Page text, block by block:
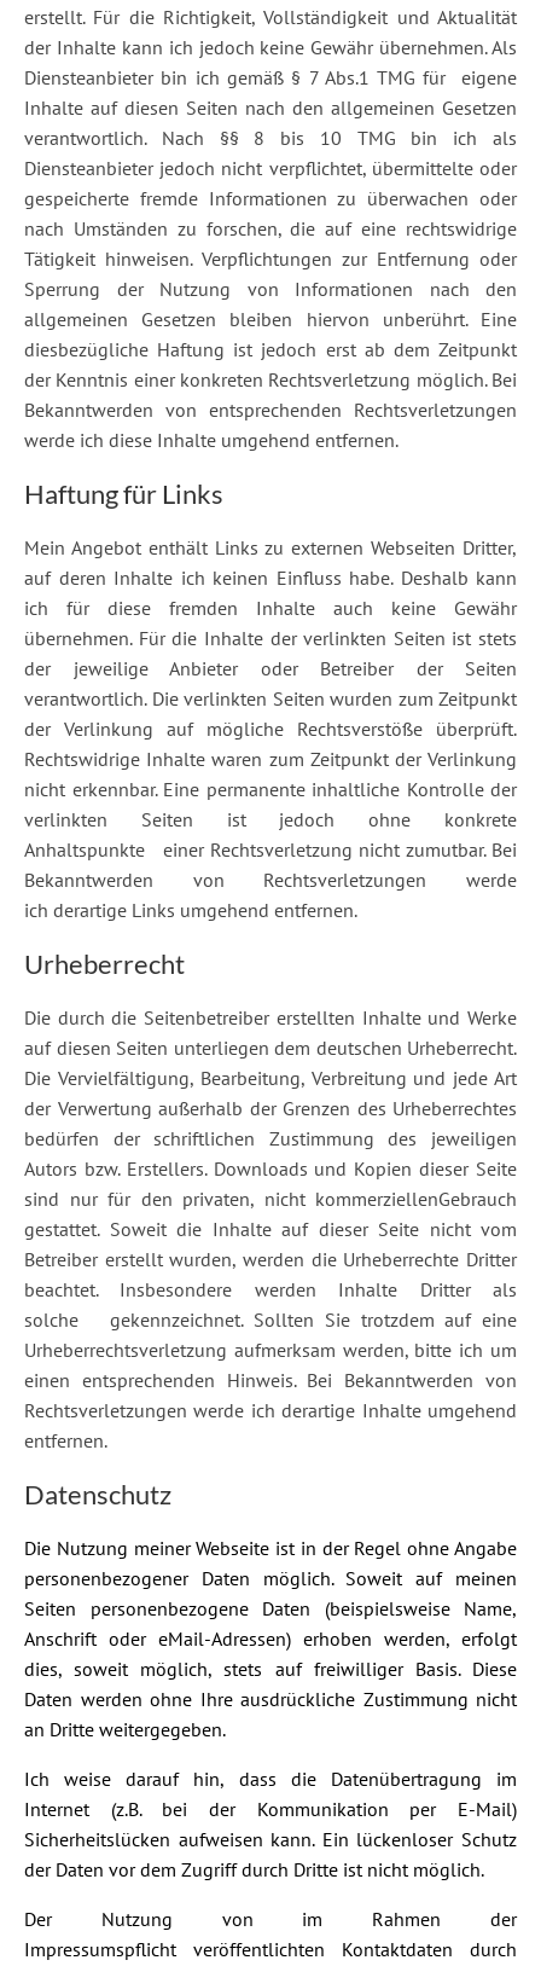
erstellt. Für die Richtigkeit, Vollständigkeit und Aktualität
der Inhalte kann ich jedoch keine Gewähr übernehmen. Als
Diensteanbieter bin ich gemäß § 7 Abs.1 TMG für eigene
Inhalte auf diesen Seiten nach den allgemeinen Gesetzen
verantwortlich. Nach §§ 8 bis 10 TMG bin ich als
Diensteanbieter jedoch nicht verpflichtet, übermittelte oder
gespeicherte fremde Informationen zu überwachen oder
nach Umständen zu forschen, die auf eine rechtswidrige
Tätigkeit hinweisen. Verpflichtungen zur Entfernung oder
Sperrung der Nutzung von Informationen nach den
allgemeinen Gesetzen bleiben hiervon unberührt. Eine
diesbezügliche Haftung ist jedoch erst ab dem Zeitpunkt
der Kenntnis einer konkreten Rechtsverletzung möglich. Bei
Bekanntwerden von entsprechenden Rechtsverletzungen
werde ich diese Inhalte umgehend entfernen.
Haftung für Links
Mein Angebot enthält Links zu externen Webseiten Dritter,
auf deren Inhalte ich keinen Einfluss habe. Deshalb kann
ich für diese fremden Inhalte auch keine Gewähr
übernehmen. Für die Inhalte der verlinkten Seiten ist stets
der jeweilige Anbieter oder Betreiber der Seiten
verantwortlich. Die verlinkten Seiten wurden zum Zeitpunkt
der Verlinkung auf mögliche Rechtsverstöße überprüft.
Rechtswidrige Inhalte waren zum Zeitpunkt der Verlinkung
nicht erkennbar. Eine permanente inhaltliche Kontrolle der
verlinkten Seiten ist jedoch ohne konkrete
Anhaltspunkte einer Rechtsverletzung nicht zumutbar. Bei
Bekanntwerden von Rechtsverletzungen werde
ich derartige Links umgehend entfernen.
Urheberrecht
Die durch die Seitenbetreiber erstellten Inhalte und Werke
auf diesen Seiten unterliegen dem deutschen Urheberrecht.
Die Vervielfältigung, Bearbeitung, Verbreitung und jede Art
der Verwertung außerhalb der Grenzen des Urheberrechtes
bedürfen der schriftlichen Zustimmung des jeweiligen
Autors bzw. Erstellers. Downloads und Kopien dieser Seite
sind nur für den privaten, nicht kommerziellenGebrauch
gestattet. Soweit die Inhalte auf dieser Seite nicht vom
Betreiber erstellt wurden, werden die Urheberrechte Dritter
beachtet. Insbesondere werden Inhalte Dritter als
solche gekennzeichnet. Sollten Sie trotzdem auf eine
Urheberrechtsverletzung aufmerksam werden, bitte ich um
einen entsprechenden Hinweis. Bei Bekanntwerden von
Rechtsverletzungen werde ich derartige Inhalte umgehend
entfernen.
Datenschutz
Die Nutzung meiner Webseite ist in der Regel ohne Angabe
personenbezogener Daten möglich. Soweit auf meinen
Seiten personenbezogene Daten (beispielsweise Name,
Anschrift oder eMail-Adressen) erhoben werden, erfolgt
dies, soweit möglich, stets auf freiwilliger Basis. Diese
Daten werden ohne Ihre ausdrückliche Zustimmung nicht
an Dritte weitergegeben.
Ich weise darauf hin, dass die Datenübertragung im
Internet (z.B. bei der Kommunikation per E-Mail)
Sicherheitslücken aufweisen kann. Ein lückenloser Schutz
der Daten vor dem Zugriff durch Dritte ist nicht möglich.
Der Nutzung von im Rahmen der
Impressumspflicht veröffentlichten Kontaktdaten durch